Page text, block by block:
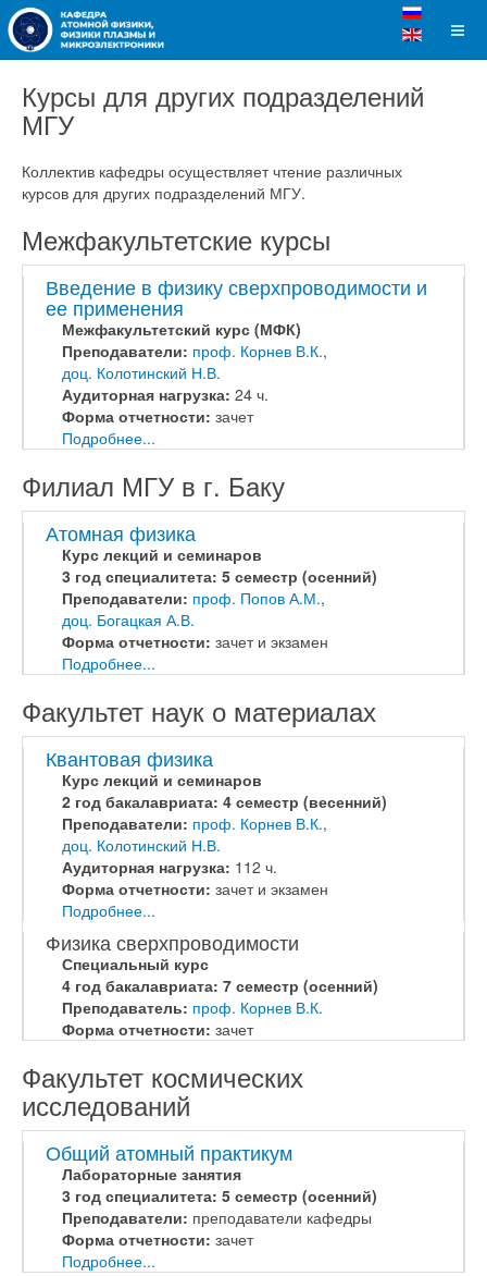
Курсы для других подразделений
МГУ
Коллектив кафедры осуществляет чтение различных
курсов для других подразделений МГУ.
Межфакультетские курсы
Введение в физику сверхпроводимости и
ее применения
Межфакультетский курс (МФК)
Преподаватели: проф. Корнев В.К.,
доц. Колотинский Н.В.
Аудиторная нагрузка: 24 ч.
Форма отчетности: зачет
Подробнее...
Филиал МГУ в г. Баку
Атомная физика
Курс лекций и семинаров
3 год специалитета: 5 семестр (осенний)
Преподаватели: проф. Попов А.М.,
доц. Богацкая А.В.
Форма отчетности: зачет и экзамен
Подробнее...
Факультет наук о материалах
Квантовая физика
Курс лекций и семинаров
2 год бакалавриата: 4 семестр (весенний)
Преподаватели: проф. Корнев В.К.,
доц. Колотинский Н.В.
Аудиторная нагрузка: 112 ч.
Форма отчетности: зачет и экзамен
Подробнее...
Физика сверхпроводимости
Специальный курс
4 год бакалавриата: 7 семестр (осенний)
Преподаватель: проф. Корнев В.К.
Форма отчетности: зачет
Факультет космических
исследований
Общий атомный практикум
Лабораторные занятия
3 год специалитета: 5 семестр (осенний)
Преподаватели: преподаватели кафедры
Форма отчетности: зачет
Подробнее...